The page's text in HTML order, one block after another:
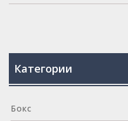
Категории
Бокс